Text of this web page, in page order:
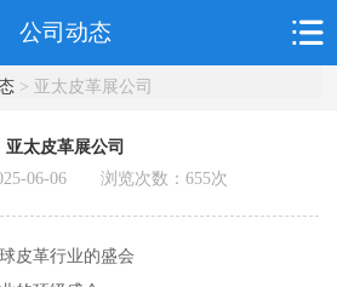
公司动态
> 亚太皮革展公司
亚太皮革展公司
06-06 浏览次数：655次
皮革行业的盛会